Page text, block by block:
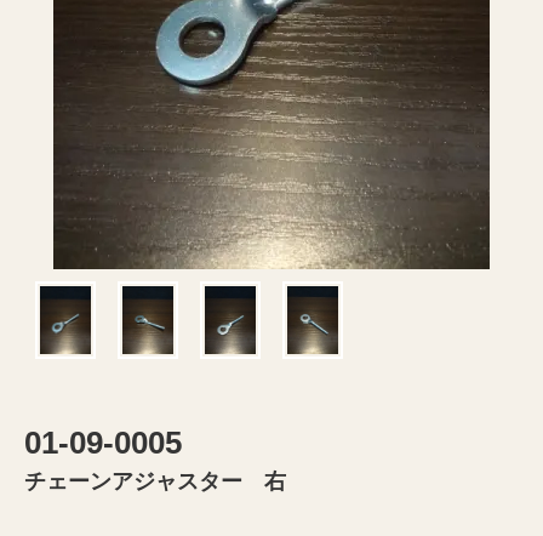
01-09-0005
チェーンアジャスター 右